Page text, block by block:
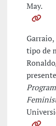
May.
tipo de